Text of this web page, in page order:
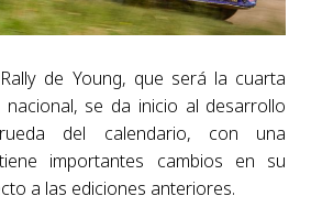
de Young, que será la cuarta
se da inicio al desarrollo
del calendario, con una
importantes cambios en su
a las ediciones anteriores.